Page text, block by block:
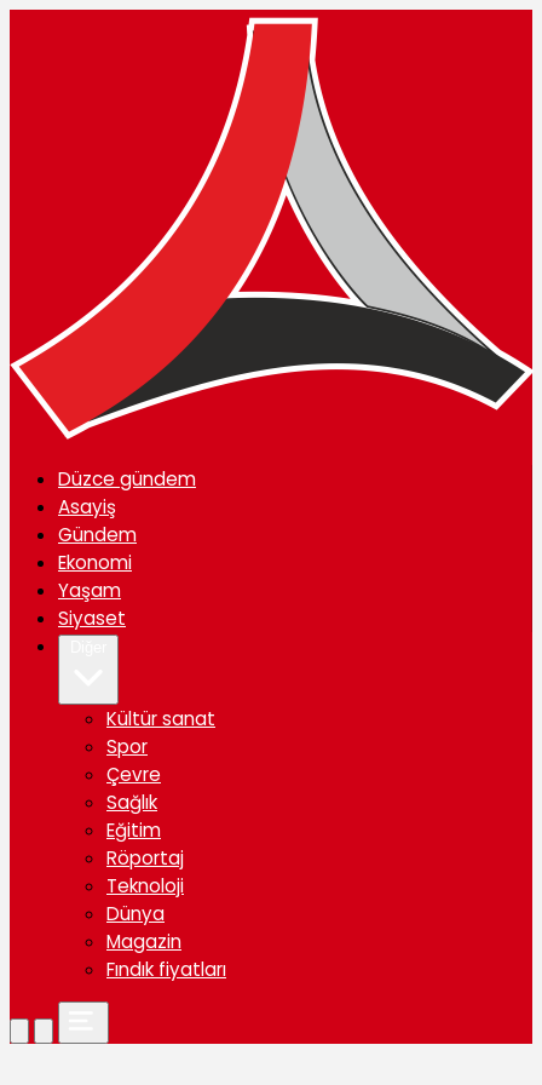
Düzce gündem
Asayiş
Gündem
Ekonomi
Yaşam
Siyaset
Kültür sanat
Spor
Çevre
Sağlık
Eğitim
Röportaj
Teknoloji
Dünya
Magazin
Fındık fiyatları